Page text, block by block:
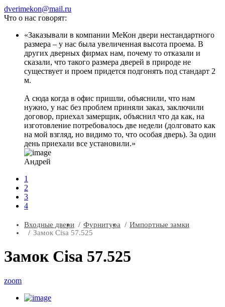
dverimekon@mail.ru
Что о нас говорят:
Заказывали в компании МеКон двери нестандартного
размера – у нас была увеличенная высота проема. В
других дверных фирмах нам, почему то отказали и
сказали, что такого размера дверей в природе не
существует и проем придется подгонять под стандарт 2
м.
А сюда когда в офис пришли, объяснили, что нам
нужно, у нас без проблем приняли заказ, заключили
договор, приехал замерщик, объяснил что да как, на
изготовление потребовалось две недели (долговато как
на мой взгляд, но видимо то, что особая дверь). За один
день приехали все установили.
Андрей
1
2
3
4
Входные двери Фурнитура
Импортные замки
Замок Cisa 57.525
Замок Cisa 57.525
zoom